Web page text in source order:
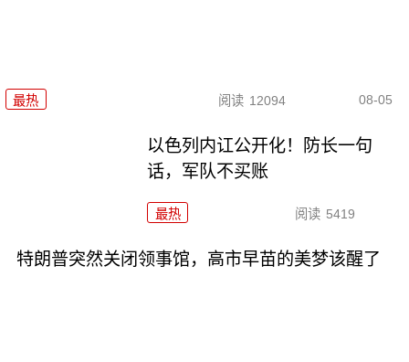
最热 阅读 12094 08-05
以色列内讧公开化！防长一句
话，军队不买账
最热 阅读 5419
特朗普突然关闭领事馆，高市早苗的美梦该醒了